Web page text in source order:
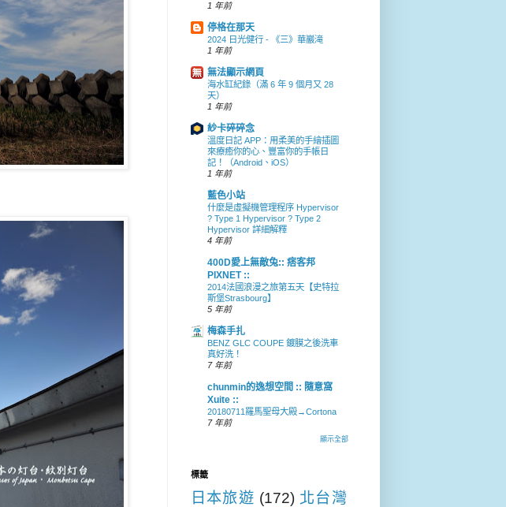
1 年前
停格在那天
2024 日光健行 - 《三》華巖滝
1 年前
無法顯示網頁
海水缸紀錄（滿 6 年 9 個月又 28
天）
1 年前
紗卡碎碎念
溫度日記 APP：用柔美的手繪插圖
來療癒你的心、豐富你的手帳日
記！（Android、iOS）
1 年前
藍色小站
什麼是虛擬機管理程序 Hypervisor
? Type 1 Hypervisor ? Type 2
Hypervisor 詳細解釋
4 年前
400D愛上無敵兔:: 痞客邦
PIXNET ::
2014法國浪漫之旅第五天【史特拉
斯堡Strasbourg】
5 年前
梅森手扎
BENZ GLC COUPE 鍍膜之後洗車
真好洗！
7 年前
chunmin的逸想空間 :: 隨意窩
Xuite ::
20180711羅馬聖母大殿→Cortona
7 年前
顯示全部
標籤
日本旅遊 (172) 北台灣